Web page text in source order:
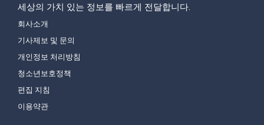
세상의 가치 있는 정보를 빠르게 전달합니다.
회사소개
기사제보 및 문의
개인정보 처리방침
청소년보호정책
편집 지침
이용약관